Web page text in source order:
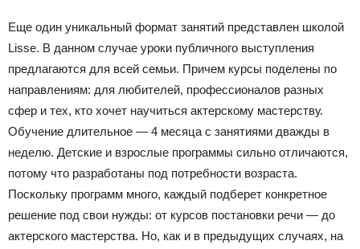
Еще один уникальный формат занятий представлен школой
Lisse. В данном случае уроки публичного выступления
предлагаются для всей семьи. Причем курсы поделены по
направлениям: для любителей, профессионалов разных
сфер и тех, кто хочет научиться актерскому мастерству.
Обучение длительное — 4 месяца с занятиями дважды в
неделю. Детские и взрослые программы сильно отличаются,
потому что разработаны под потребности возраста.
Поскольку программ много, каждый подберет конкретное
решение под свои нужды: от курсов постановки речи — до
актерского мастерства. Но, как и в предыдущих случаях, на